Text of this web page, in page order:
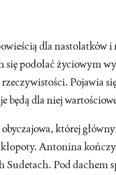
dla nastolatków i
podołać życiowym
Pojawia
będą dla niej
obyczajowa, której
Antonina
Pod dachem